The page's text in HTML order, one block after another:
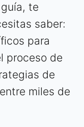
te
saber:
para
proceso de
de
miles de